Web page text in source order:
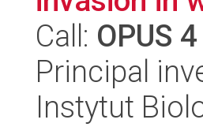
Call: OPUS 4
Principal
Instytut